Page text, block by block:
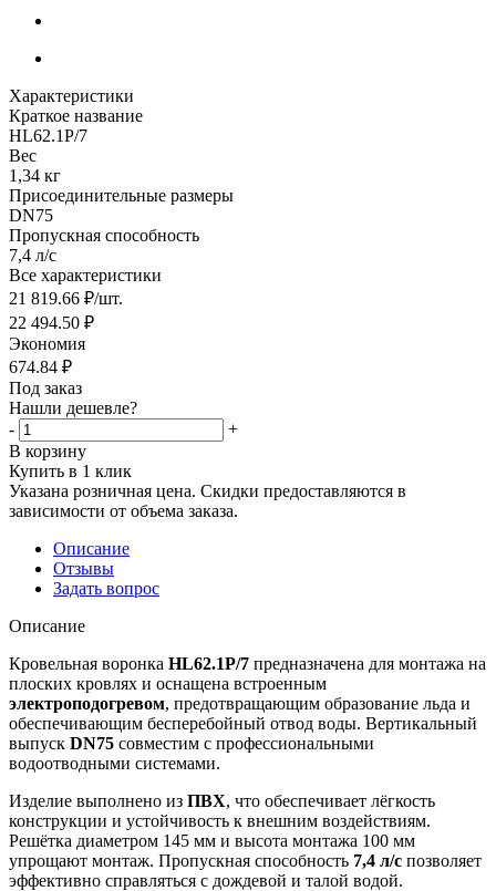
Характеристики
Краткое название
HL62.1P/7
Вес
1,34 кг
Присоединительные размеры
DN75
Пропускная способность
7,4 л/с
Все характеристики
21 819.66 ₽/шт.
22 494.50 ₽
Экономия
674.84 ₽
Под заказ
Нашли дешевле?
-
+
В корзину
Купить в 1 клик
Указана розничная цена. Скидки предоставляются в
зависимости от объема заказа.
Описание
Отзывы
Задать вопрос
Описание
Кровельная воронка HL62.1P/7 предназначена для монтажа на
плоских кровлях и оснащена встроенным
электроподогревом, предотвращающим образование льда и
обеспечивающим бесперебойный отвод воды. Вертикальный
выпуск DN75 совместим с профессиональными
водоотводными системами.
Изделие выполнено из ПВХ, что обеспечивает лёгкость
конструкции и устойчивость к внешним воздействиям.
Решётка диаметром 145 мм и высота монтажа 100 мм
упрощают монтаж. Пропускная способность 7,4 л/с позволяет
эффективно справляться с дождевой и талой водой.